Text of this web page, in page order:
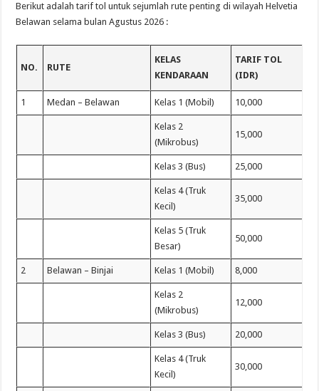
Berikut adalah tarif tol untuk sejumlah rute penting di wilayah Helvetia
Belawan selama bulan Agustus 2026 :
NO. RUTE
KELAS
KENDARAAN
TARIF TOL
(IDR)
1 Medan – Belawan Kelas 1 (Mobil) 10,000
Kelas 2
(Mikrobus)
15,000
Kelas 3 (Bus) 25,000
Kelas 4 (Truk
Kecil)
35,000
Kelas 5 (Truk
Besar)
50,000
2 Belawan – Binjai Kelas 1 (Mobil) 8,000
Kelas 2
(Mikrobus)
12,000
Kelas 3 (Bus) 20,000
Kelas 4 (Truk
Kecil)
30,000